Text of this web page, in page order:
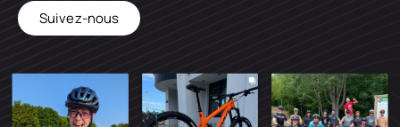
Suivez-nous